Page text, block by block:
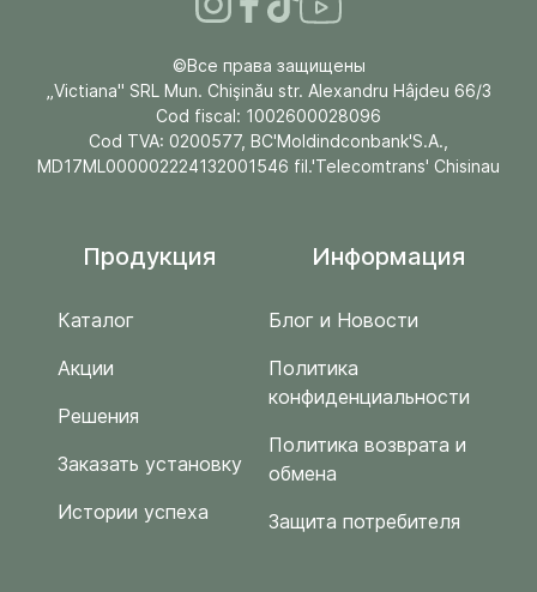
©Все права защищены
„Victiana" SRL Mun. Chişinău str. Alexandru Hâjdeu 66/3
Cod fiscal: 1002600028096
Cod TVA: 0200577, BC'Moldindconbank'S.A.,
MD17ML000002224132001546 fil.'Telecomtrans' Chisinau
Продукция
Каталог
Акции
Решения
Заказать установку
Истории успеха
Информация
Блог и Новости
Политика
конфиденциальности
Политика возврата и
обмена
Защита потребителя